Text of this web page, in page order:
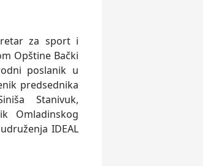
za sport i
Opštine Bački
poslanik u
predsednika
Stanivuk,
Omladinskog
IDEAL